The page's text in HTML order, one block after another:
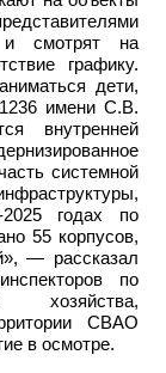
и смотрят на
графику.
дети,
имени С.В.
внутренней
системной
годах по
55 корпусов,
— рассказал
по
хозяйства,
СВАО
в осмотре.